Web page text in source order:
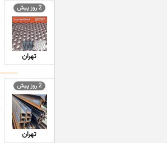
2 روز پیش
تهران
2 روز پیش
تهران